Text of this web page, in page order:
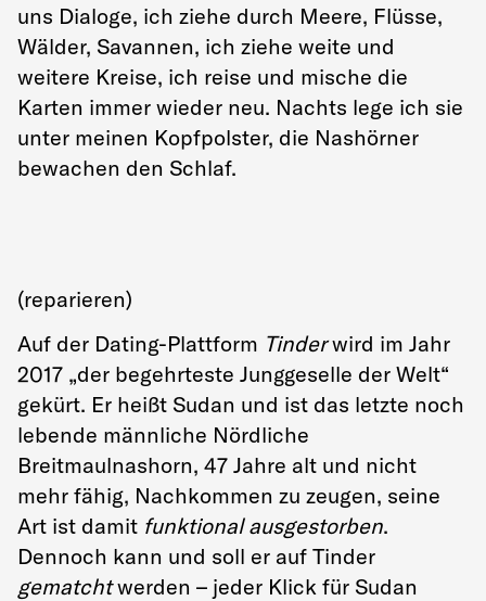
uns Dialoge, ich ziehe durch Meere, Flüsse,
Wälder, Savannen, ich ziehe weite und
weitere Kreise, ich reise und mische die
Karten immer wieder neu. Nachts lege ich sie
unter meinen Kopfpolster, die Nashörner
bewachen den Schlaf.
(reparieren)
Auf der Dating-Plattform Tinderwird im Jahr
2017 „der begehrteste Junggeselle der Welt“
gekürt. Er heißt Sudan und ist das letzte noch
lebende männliche Nördliche
Breitmaulnashorn, 47 Jahre alt und nicht
mehr fähig, Nachkommen zu zeugen, seine
Art ist damit funktional ausgestorben.
Dennoch kann und soll er auf Tinder
gematchtwerden – jeder Klick für Sudan